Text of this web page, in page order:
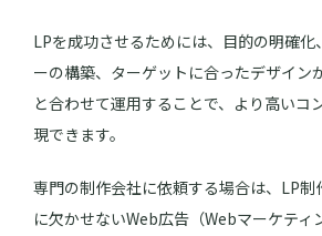
LPを成功させるためには、目的の明確化
ーの構築、ターゲットに合ったデザイン
と合わせて運用することで、より高いコ
現できます。
専門の制作会社に依頼する場合は、LP制
に欠かせないWeb広告（Webマーケティ